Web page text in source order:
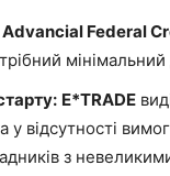
Advancial Federal
E*TRADE
у відсутності
з